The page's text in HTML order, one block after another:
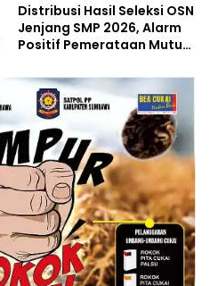
Distribusi Hasil Seleksi OSN
Jenjang SMP 2026, Alarm
Positif Pemerataan Mutu